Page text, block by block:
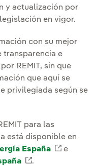
y actualización por
en vigor.
con su mejor
transparencia e
REMIT, sin que
que aquí se
privilegiada según se
para las
está disponible en
España Enlace
e
Enlace
.